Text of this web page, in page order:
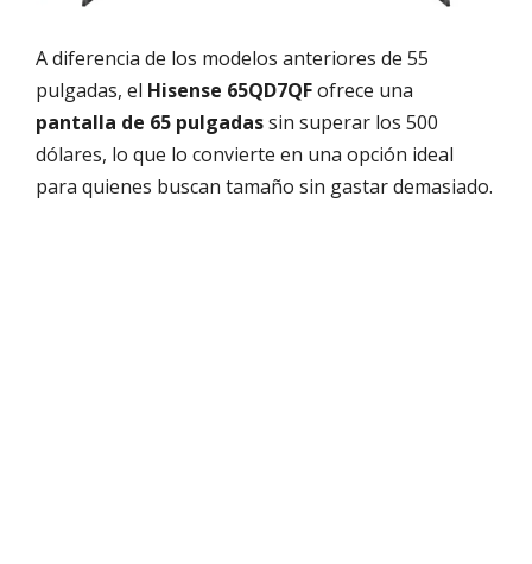
A diferencia de los modelos anteriores de 55
pulgadas, el Hisense 65QD7QFofrece una
pantalla de 65 pulgadassin superar los 500
dólares, lo que lo convierte en una opción ideal
para quienes buscan tamaño sin gastar demasiado.